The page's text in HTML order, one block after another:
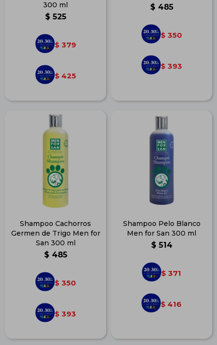
300 ml
$ 525
$ 379
$ 425
$ 485
$ 350
$ 393
Shampoo Cachorros
Germen de Trigo Men for
San 300 ml
$ 485
$ 350
$ 393
Shampoo Pelo Blanco
Men for San 300 ml
$ 514
$ 371
$ 416